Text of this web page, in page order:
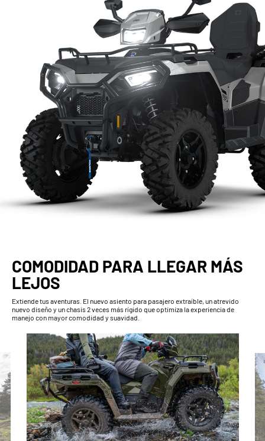
COMODIDAD PARA LLEGAR MÁS
LEJOS
Extiende tus aventuras. El nuevo asiento para pasajero extraíble, un atrevido
nuevo diseño y un chasis 2 veces más rígido que optimiza la experiencia de
manejo con mayor comodidad y suavidad.